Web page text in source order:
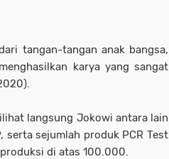
tangan-tangan anak bangsa,
karya yang sangat
langsung Jokowi antara lain
serta sejumlah produk PCR Test
di atas 100.000.